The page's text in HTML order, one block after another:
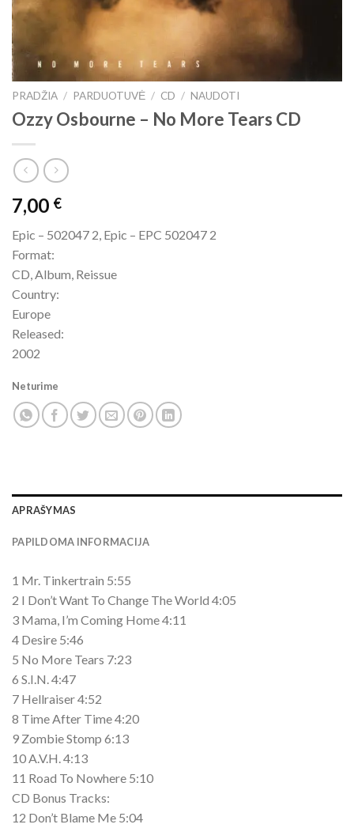
PRADŽIA / PARDUOTUVĖ / CD / NAUDOTI
Ozzy Osbourne – No More Tears CD
7,00 €
Epic – 502047 2, Epic – EPC 502047 2
Format:
CD, Album, Reissue
Country:
Europe
Released:
2002
Neturime
APRAŠYMAS
PAPILDOMA INFORMACIJA
1 Mr. Tinkertrain 5:55
2 I Don’t Want To Change The World 4:05
3 Mama, I’m Coming Home 4:11
4 Desire 5:46
5 No More Tears 7:23
6 S.I.N. 4:47
7 Hellraiser 4:52
8 Time After Time 4:20
9 Zombie Stomp 6:13
10 A.V.H. 4:13
11 Road To Nowhere 5:10
CD Bonus Tracks:
12 Don’t Blame Me 5:04